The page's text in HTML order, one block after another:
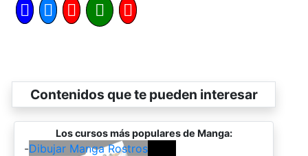
Contenidos que te pueden interesar
Los cursos más populares de Manga:
-Dibujar Manga Rostros